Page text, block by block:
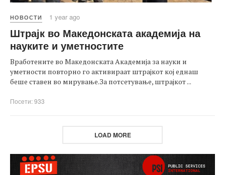
НОВОСТИ 1 year ago
Штрајк во Македонската академија на
науките и уметностите
Вработените во Македонската Академија за науки и
уметности повторно го активираат штрајкот кој еднаш
беше ставен во мирување.За потсетување, штрајкот ...
Посети: 933
LOAD MORE